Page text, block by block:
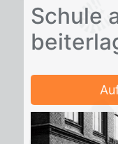
Schu­le